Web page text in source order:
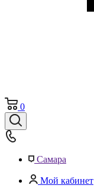
0
Самара
Мой кабинет